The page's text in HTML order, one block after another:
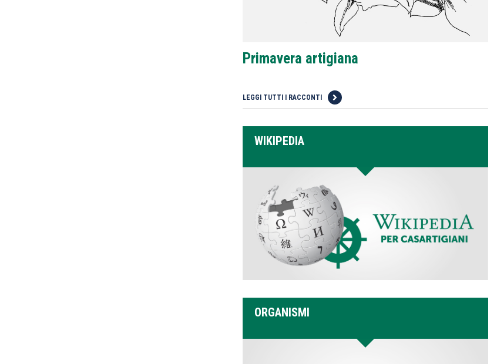
Primavera artigiana
LEGGI TUTTI I RACCONTI
WIKIPEDIA
ORGANISMI